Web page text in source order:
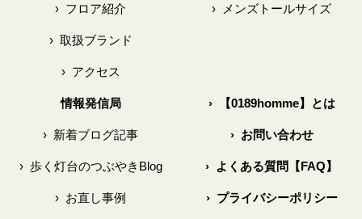
› フロア紹介
›取扱ブランド
›アクセス
› メンズトールサイズ
情報発信局
› 新着ブログ記事
›歩く灯台のつぶやきBlog
› お直し事例
›【0189homme】とは
›お問い合わせ
› よくある質問【FAQ】
›プライバシーポリシー